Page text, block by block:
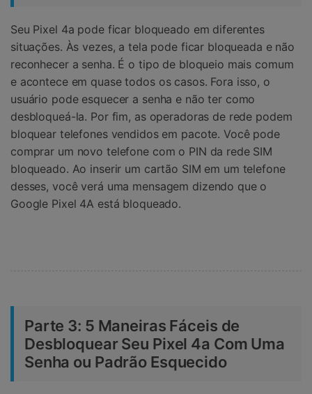
Seu Pixel 4a pode ficar bloqueado em diferentes
situações. Às vezes, a tela pode ficar bloqueada e não
reconhecer a senha. É o tipo de bloqueio mais comum
e acontece em quase todos os casos. Fora isso, o
usuário pode esquecer a senha e não ter como
desbloqueá-la. Por fim, as operadoras de rede podem
bloquear telefones vendidos em pacote. Você pode
comprar um novo telefone com o PIN da rede SIM
bloqueado. Ao inserir um cartão SIM em um telefone
desses, você verá uma mensagem dizendo que o
Google Pixel 4A está bloqueado.
Parte 3: 5 Maneiras Fáceis de
Desbloquear Seu Pixel 4a Com Uma
Senha ou Padrão Esquecido